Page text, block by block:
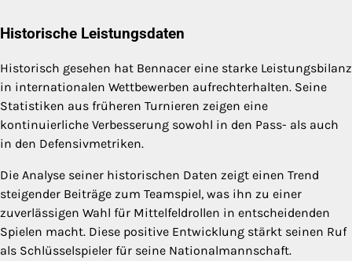
Historische Leistungsdaten
Historisch gesehen hat Bennacer eine starke Leistungsbilanz
in internationalen Wettbewerben aufrechterhalten. Seine
Statistiken aus früheren Turnieren zeigen eine
kontinuierliche Verbesserung sowohl in den Pass- als auch
in den Defensivmetriken.
Die Analyse seiner historischen Daten zeigt einen Trend
steigender Beiträge zum Teamspiel, was ihn zu einer
zuverlässigen Wahl für Mittelfeldrollen in entscheidenden
Spielen macht. Diese positive Entwicklung stärkt seinen Ruf
als Schlüsselspieler für seine Nationalmannschaft.